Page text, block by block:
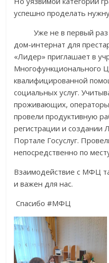
успешно проделать
Уже не в первый раз
дом-интернат для
«Лидер» приглашает в
Многофункционального
квалифицированной
социальных услуг.
проживающих,
провели продуктивную
регистрации и создании
Портале Госуслуг.
непосредственно по
Взаимодействие с МФЦ
и важен для нас.
Спасибо #МФЦ